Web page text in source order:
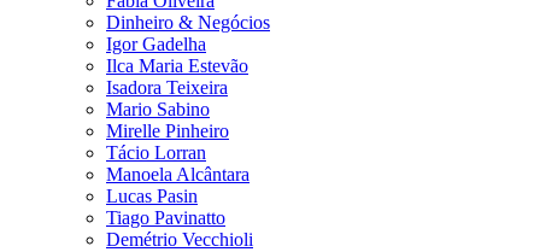
Dinheiro & Negócios
Igor Gadelha
Ilca Maria Estevão
Isadora Teixeira
Mario Sabino
Mirelle Pinheiro
Tácio Lorran
Manoela Alcântara
Lucas Pasin
Tiago Pavinatto
Demétrio Vecchioli